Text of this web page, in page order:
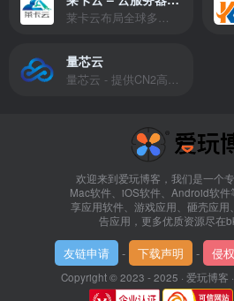
莱卡云布局全球多个地理区域。提供服务有：境外云服务器、国内云服务器、独立服务器、服务器托管、CDN、SSL证书、游戏服务器等业务。
量芯云
量芯云 - 提供CN2高速香港美国云服务器&专业高防服务器租用等云服务器供应商
欢迎来到爱玩博客，我们是一个
Mac软件、iOS软件、Android软件
享应用软件、游戏应用、砸壳应用
告应用，更多优质资源尽在
友链申请 - 下载声明 - 侵
Copyright © 2023 - 2025 · 爱玩博客